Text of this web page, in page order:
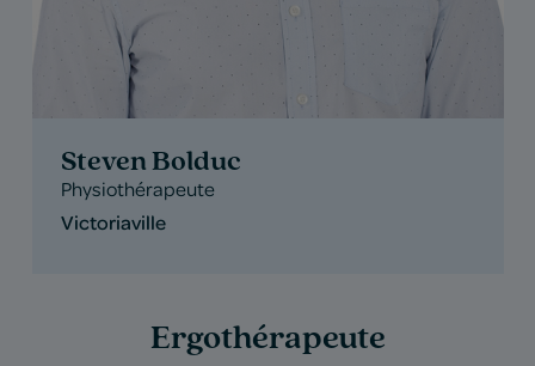
Steven Bolduc
Physiothérapeute
Victoriaville
Ergothérapeute